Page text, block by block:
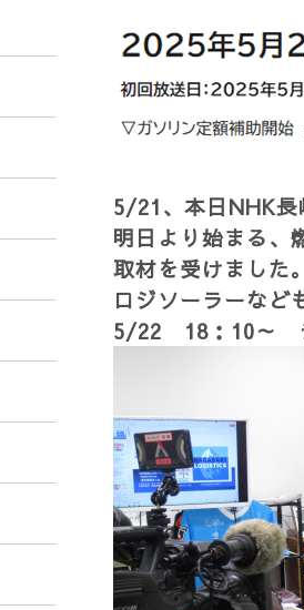
5/21、本日NHK長
明日より始まる、
取材を受けました
ロジソーラーなど
5/22 18：10～